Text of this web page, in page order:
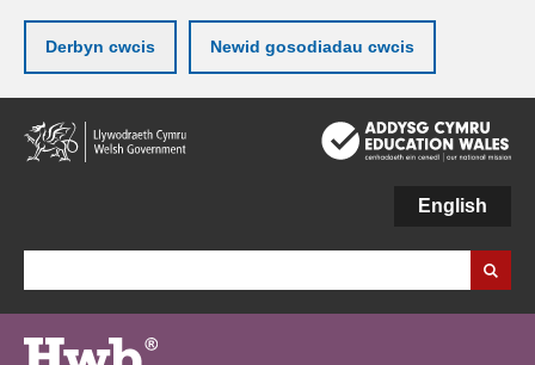
Derbyn cwcis Newid gosodiadau cwcis
Neidio
i'r
prif
English